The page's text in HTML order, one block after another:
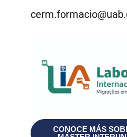
CONOCE MÁS